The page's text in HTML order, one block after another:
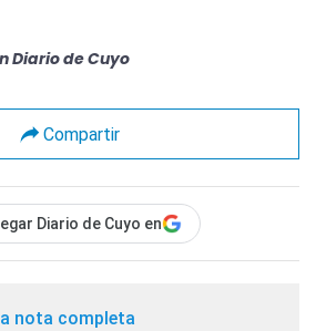
Diario de Cuyo
Compartir
Diario de Cuyo en
nota completa